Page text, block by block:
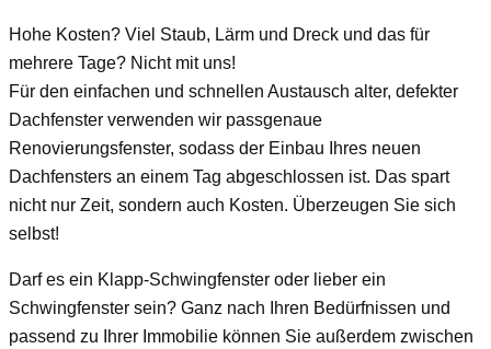
Hohe Kosten? Viel Staub, Lärm und Dreck und das für
mehrere Tage? Nicht mit uns!
Für den einfachen und schnellen Austausch alter, defekter
Dachfenster verwenden wir passgenaue
Renovierungsfenster, sodass der Einbau Ihres neuen
Dachfensters an einem Tag abgeschlossen ist. Das spart
nicht nur Zeit, sondern auch Kosten. Überzeugen Sie sich
selbst!
Darf es ein Klapp-Schwingfenster oder lieber ein
Schwingfenster sein? Ganz nach Ihren Bedürfnissen und
passend zu Ihrer Immobilie können Sie außerdem zwischen